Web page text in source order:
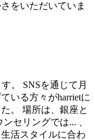
をいただいていま
。 SNSを通じて月
いる方々がharrietに
。 場所は、銀座と
ンセリングでは...
活スタイルに合わ